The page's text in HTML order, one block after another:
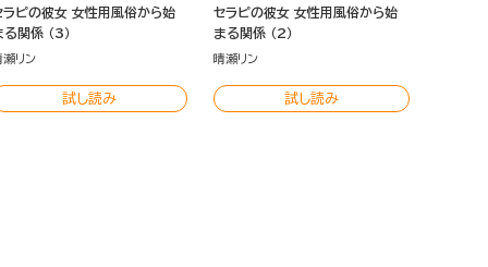
ラピの彼女 女性用風俗から始
る関係 （3）
瀬リン
試し読み
セラピの彼女 女性用風俗から始
まる関係 （2）
晴瀬リン
試し読み